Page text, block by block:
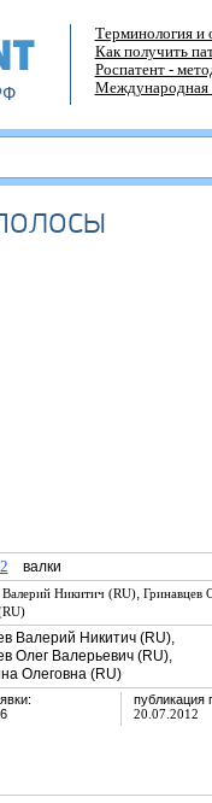
Терминология и
Как получить
Роспатент -
Международная
валки
Валерий Никитич (RU), Гринавцев
Валерий Никитич (RU),
Олег Валерьевич (RU),
Олеговна (RU)
публикация
20.07.2012